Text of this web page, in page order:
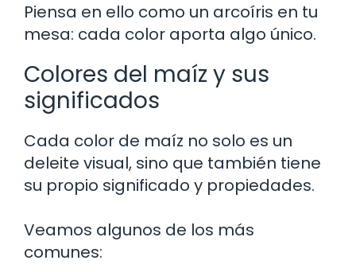
Piensa en ello como un arcoíris en tu
mesa: cada color aporta algo único.
Colores del maíz y sus
significados
Cada color de maíz no solo es un
deleite visual, sino que también tiene
su propio significado y propiedades.
Veamos algunos de los más
comunes: